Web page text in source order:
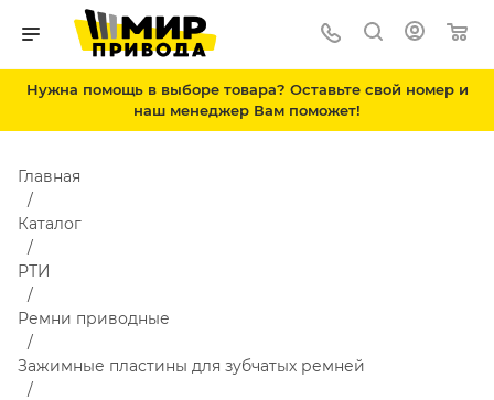
Нужна помощь в выборе товара? Оставьте свой номер и
наш менеджер Вам поможет!
Главная
Каталог
РТИ
Ремни приводные
Зажимные пластины для зубчатых ремней